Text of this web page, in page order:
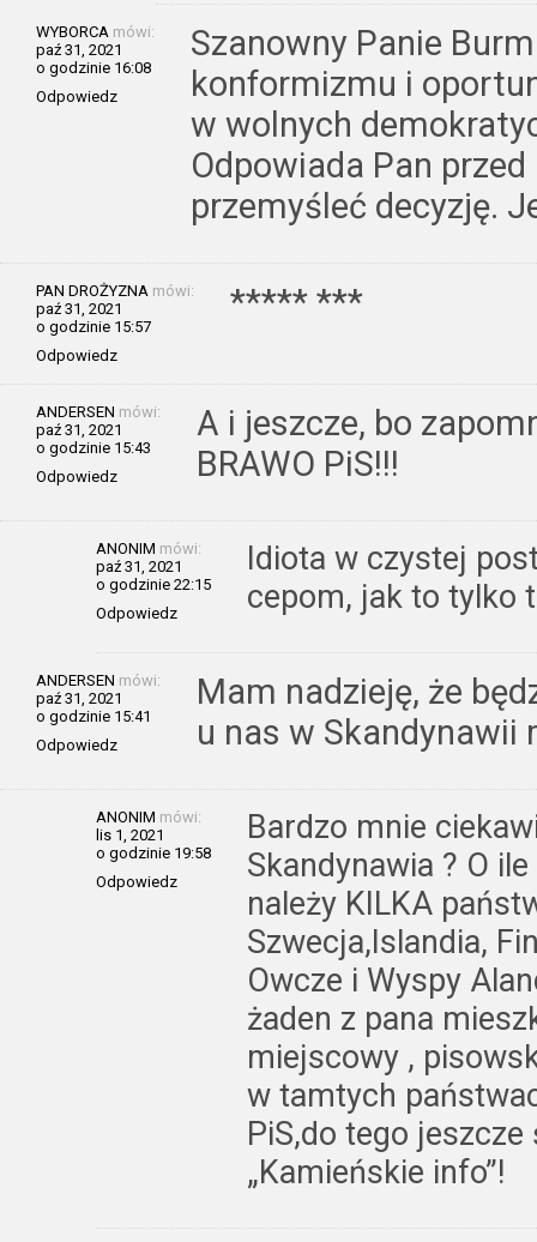
WYBORCA mówi:
paź 31, 2021
o godzinie 16:08
Odpowiedz
Szanowny Panie
konformizmu i
w wolnych
Odpowiada Pan
przemyśleć decyzję.
PAN DROŻYZNA mówi:
paź 31, 2021
o godzinie 15:57
Odpowiedz
***** ***
ANDERSEN mówi:
paź 31, 2021
o godzinie 15:43
Odpowiedz
A i jeszcze, bo
BRAWO PiS!!!
ANONIM mówi:
paź 31, 2021
o godzinie 22:15
Odpowiedz
Idiota w czystej
cepom, jak to tylko
ANDERSEN mówi:
paź 31, 2021
o godzinie 15:41
Odpowiedz
Mam nadzieję, że
u nas w Skandynawii
ANONIM mówi:
lis 1, 2021
o godzinie 19:58
Odpowiedz
Bardzo mnie
Skandynawia ? O
należy KILKA
Szwecja,Islandia,
Owcze i Wyspy
żaden z pana
miejscowy ,
w tamtych
PiS,do tego
„Kamieńskie info”!